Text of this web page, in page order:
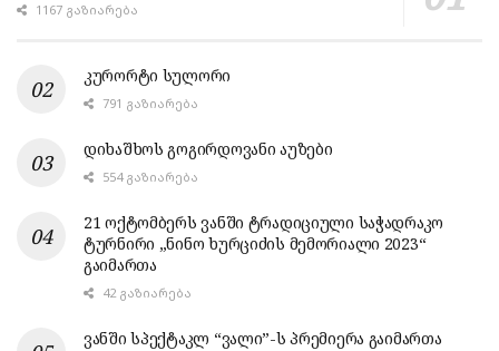
1167 ᲒᲐᲖᲘᲐᲠᲔᲑᲐ
კურორტი სულორი
791 ᲒᲐᲖᲘᲐᲠᲔᲑᲐ
დიხაშხოს გოგირდოვანი აუზები
554 ᲒᲐᲖᲘᲐᲠᲔᲑᲐ
21 ოქტომბერს ვანში ტრადიციული საჭადრაკო
ტურნირი „ნინო ხურციძის მემორიალი 2023“
გაიმართა
42 ᲒᲐᲖᲘᲐᲠᲔᲑᲐ
ვანში სპექტაკლ “ვალი”-ს პრემიერა გაიმართა